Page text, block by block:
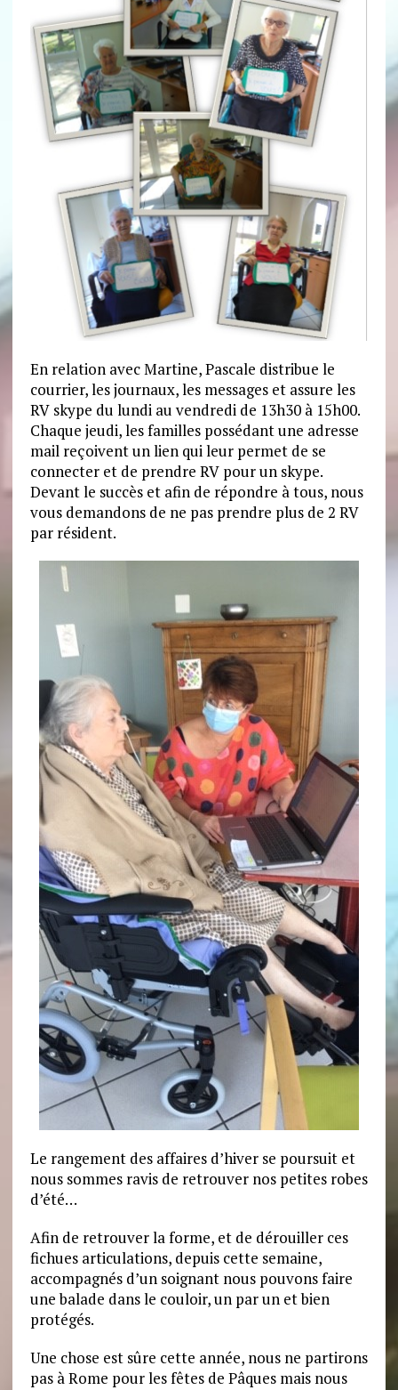
En relation avec Martine, Pascale distribue le
courrier, les journaux, les messages et assure les
RV skype du lundi au vendredi de 13h30 à 15h00.
Chaque jeudi, les familles possédant une adresse
mail reçoivent un lien qui leur permet de se
connecter et de prendre RV pour un skype.
Devant le succès et afin de répondre à tous, nous
vous demandons de ne pas prendre plus de 2 RV
par résident.
Le rangement des affaires d’hiver se poursuit et
nous sommes ravis de retrouver nos petites robes
d’été…
Afin de retrouver la forme, et de dérouiller ces
fichues articulations, depuis cette semaine,
accompagnés d’un soignant nous pouvons faire
une balade dans le couloir, un par un et bien
protégés.
Une chose est sûre cette année, nous ne partirons
pas à Rome pour les fêtes de Pâques mais nous